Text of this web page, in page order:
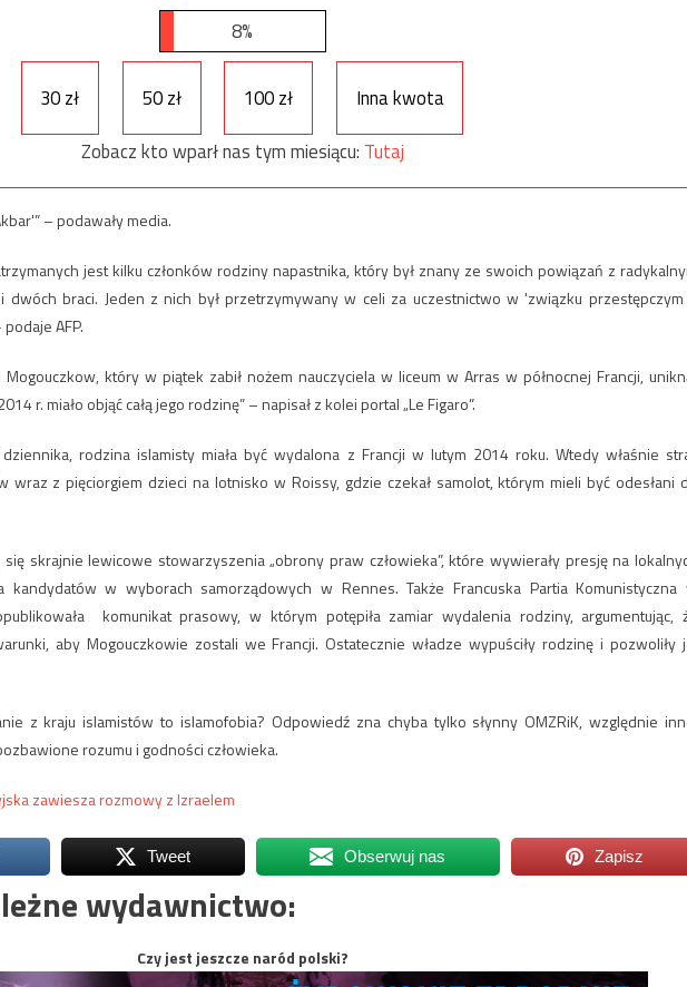
8%
30 zł 50 zł 100 zł
Inna kwota
Zobacz kto wparł nas tym miesiącu: Tutaj
– podawały media.
jest kilku członków rodziny napastnika, który był znany ze swoich powiązań z
dwóch braci. Jeden z nich był przetrzymywany w celi za uczestnictwo w 'związku
AFP.
który w piątek zabił nożem nauczyciela w liceum w Arras w północnej Francji,
r. miało objąć całą jego rodzinę” – napisał z kolei portal „Le Figaro”.
rodzina islamisty miała być wydalona z Francji w lutym 2014 roku. Wtedy właśnie
wraz z pięciorgiem dzieci na lotnisko w Roissy, gdzie czekał samolot, którym mieli być odesłani
skrajnie lewicowe stowarzyszenia „obrony praw człowieka”, które wywierały presję na
w wyborach samorządowych w Rennes. Także Francuska Partia Komunistyczna
komunikat prasowy, w którym potępiła zamiar wydalenia rodziny, argumentując,
aby Mogouczkowie zostali we Francji. Ostatecznie władze wypuściły rodzinę i pozwoliły
z kraju islamistów to islamofobia? Odpowiedź zna chyba tylko słynny OMZRiK, względnie
rozumu i godności człowieka.
zawiesza rozmowy z Izraelem
Tweet Obserwuj nas Zapisz
wydawnictwo:
Czy jest jeszcze naród polski?